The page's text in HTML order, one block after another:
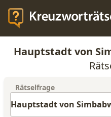
Hauptstadt von
Rätselfrage